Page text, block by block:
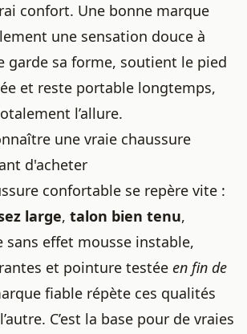
confort. Une bonne marque
une sensation douce à
garde sa forme, soutient le pied
et reste portable longtemps,
l’allure.
une vraie chaussure
d'acheter
confortable se repère vite :
large, talon bien tenu,
sans effet mousse instable,
et pointure testée en fin de
fiable répète ces qualités
C’est la base pour de vraies